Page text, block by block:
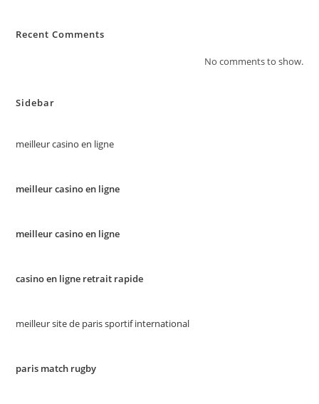
Recent Comments
No comments to show.
Sidebar
meilleur casino en ligne
meilleur casino en ligne
meilleur casino en ligne
casino en ligne retrait rapide
meilleur site de paris sportif international
paris match rugby